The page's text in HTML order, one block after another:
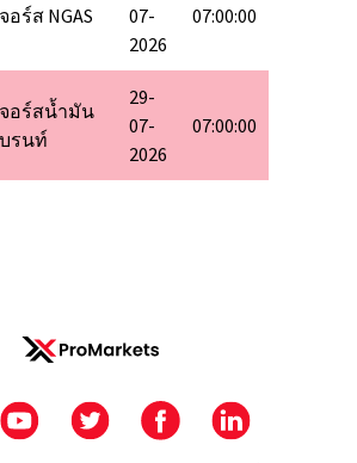
อร์ส NGAS
07-
2026
07:00:00
อร์สน้ำมัน
รนท์
29-
07-
2026
07:00:00